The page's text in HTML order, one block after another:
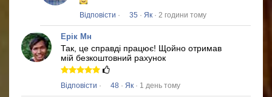
Відповісти · 35 · Як · 2 години тому
Ерік Мн
Так, це справді працює! Щойно отримав
мій безкоштовний рахунок
Відповісти · 48 · Як · 1 день тому